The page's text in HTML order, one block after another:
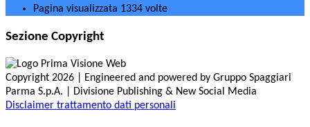
Pagina visualizzata 1334 volte
Sezione Copyright
Copyright 2026 | Engineered and powered by Gruppo Spaggiari
Parma S.p.A. | Divisione Publishing & New Social Media
Disclaimer trattamento dati personali